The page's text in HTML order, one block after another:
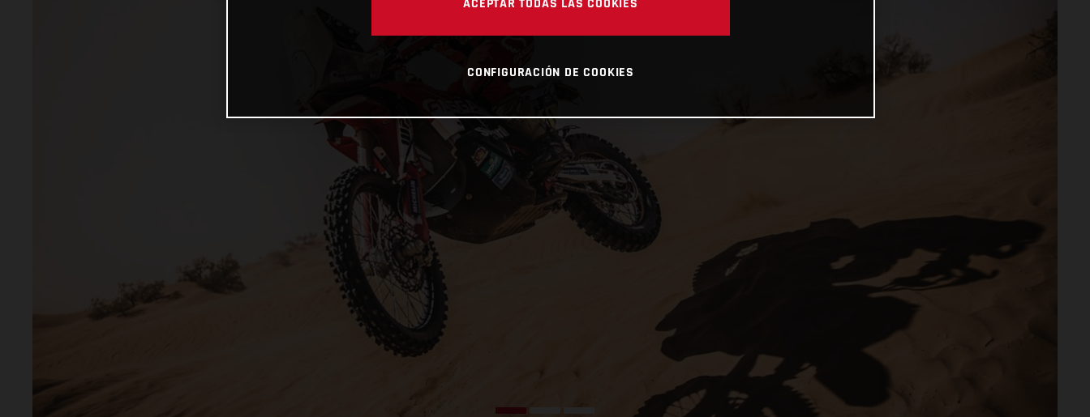
CONFIGURACIÓN DE COOKIES